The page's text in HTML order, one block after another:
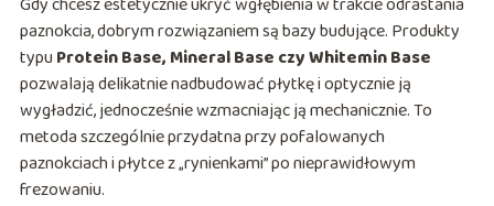
paznokcia, dobrym rozwiązaniem są bazy budujące. Produkty
typuProtein Base, Mineral Base czy Whitemin Base
pozwalają delikatnie nadbudować płytkę i optycznie ją
wygładzić, jednocześnie wzmacniając ją mechanicznie. To
metoda szczególnie przydatna przy pofalowanych
paznokciach i płytce z „rynienkami” po nieprawidłowym
frezowaniu.